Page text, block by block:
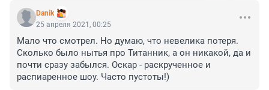
Danik
25 апреля 2021, 00:25
Мало что смотрел. Но думаю, что невелика потеря.
Сколько было нытья про Титанник, а он никакой, да и
почти сразу забылся. Оскар - раскрученное и
распиаренное шоу. Часто пустоты!)